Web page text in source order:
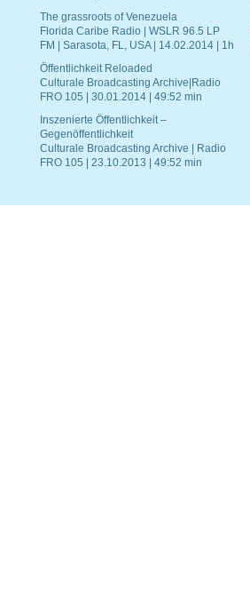
The grassroots of Venezuela
Florida Caribe Radio | WSLR 96.5 LP
FM | Sarasota, FL, USA | 14.02.2014 | 1h
Öffentlichkeit Reloaded
Culturale Broadcasting Archive|Radio
FRO 105 | 30.01.2014 | 49:52 min
Inszenierte Öffentlichkeit –
Gegenöffentlichkeit
Culturale Broadcasting Archive | Radio
FRO 105 | 23.10.2013 | 49:52 min